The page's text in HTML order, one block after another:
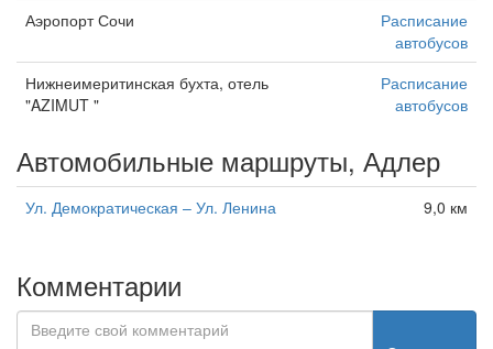
Аэропорт Сочи
Расписание
автобусов
Нижнеимеритинская бухта, отель
"AZIMUT "
Расписание
автобусов
Автомобильные маршруты, Адлер
Ул. Демократическая – Ул. Ленина 9,0 км
Комментарии